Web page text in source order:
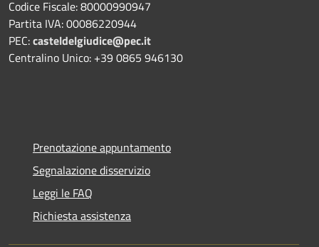
Codice Fiscale: 80000990947
Partita IVA: 00086220944
PEC:casteldelgiudice@pec.it
Centralino Unico: +39 0865 946130
Prenotazione appuntamento
Segnalazione disservizio
Leggi le FAQ
Richiesta assistenza